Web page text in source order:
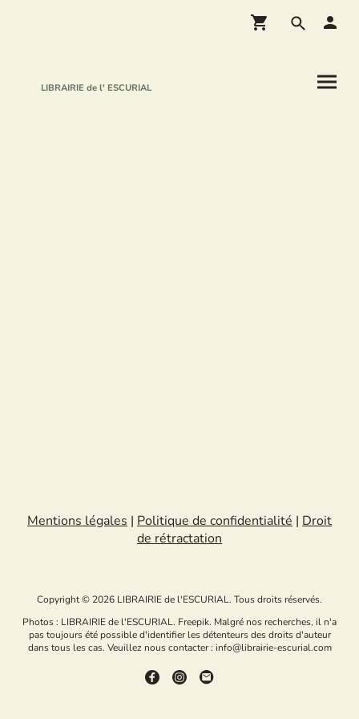
LIBRAIRIE de l' ESCURIAL
Mentions légales | Politique de confidentialité | Droit
de rétractation
Copyright © 2026 LIBRAIRIE de l'ESCURIAL. Tous droits réservés.
Photos : LIBRAIRIE de l'ESCURIAL. Freepik. Malgré nos recherches, il n'a
pas toujours été possible d'identifier les détenteurs des droits d'auteur
dans tous les cas. Veuillez nous contacter : info@librairie-escurial.com